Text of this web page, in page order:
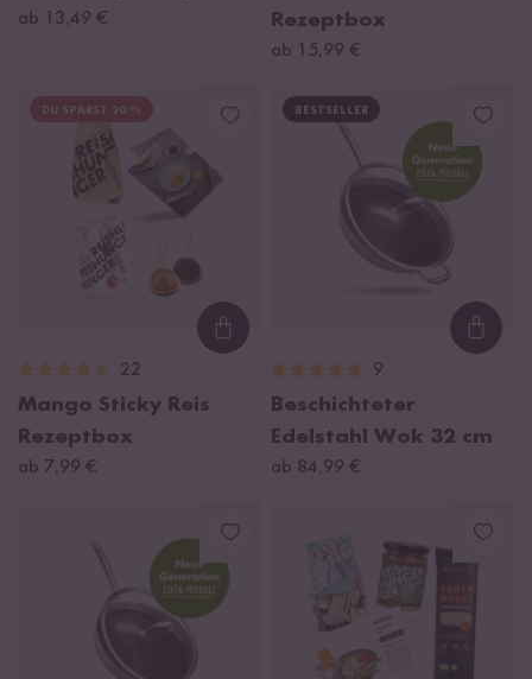
ab 13,49 €
Rezeptbox
ab 15,99 €
DU SPARST 20 %
Loading...
22
Mango Sticky Reis
Rezeptbox
ab 7,99 €
BESTSELLER
9
Beschichteter
Edelstahl Wok 32 cm
ab 84,99 €